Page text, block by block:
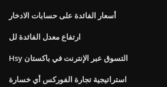
أسعار الفائدة على حسابات الادخار
ارتفاع معدل الفائدة لل
Hsy التسوق عبر الإنترنت في باكستان
استراتيجية تجارة الفوركس أي خسارة